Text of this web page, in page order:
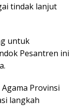
tindak lanjut
untuk
Pesantren ini
Provinsi
langkah